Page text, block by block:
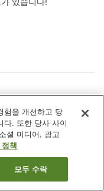
랑
료)
험을 개선하고 당
다. 또한 당사 사이
셜 미디어, 광고
책
모두 수락